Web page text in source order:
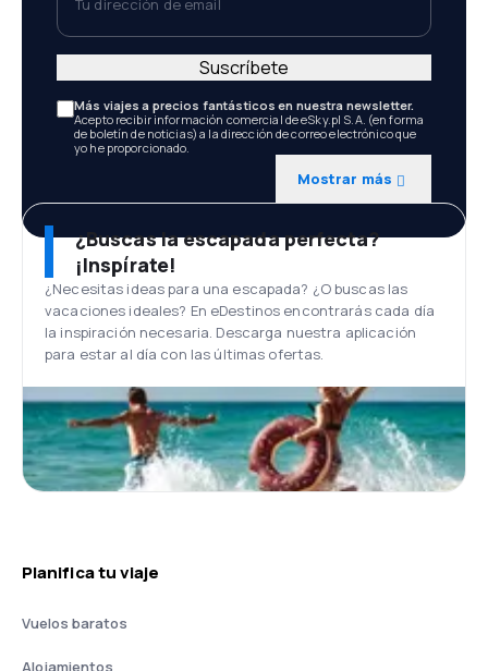
Más viajes a precios fantásticos en nuestra newsletter.
Acepto recibir información comercial de eSky.pl S.A. (en forma
de boletín de noticias) a la dirección de correo electrónico que
yo he proporcionado.
Mostrar más
Suscríbete
¿Buscas la escapada perfecta?
¡Inspírate!
¿Necesitas ideas para una escapada? ¿O buscas las
vacaciones ideales? En eDestinos encontrarás cada día
la inspiración necesaria. Descarga nuestra aplicación
para estar al día con las últimas ofertas.
Planifica tu viaje
Vuelos baratos
Alojamientos